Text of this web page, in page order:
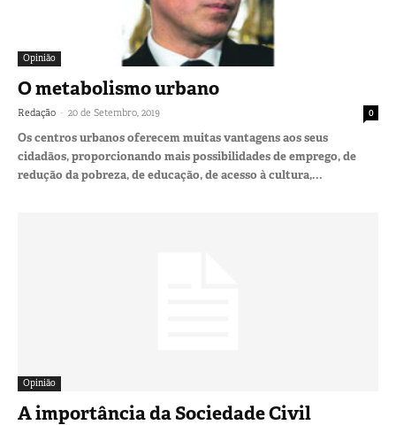
Opinião
O metabolismo urbano
Redação - 20 de Setembro, 2019 0
Os centros urbanos oferecem muitas vantagens aos seus
cidadãos, proporcionando mais possibilidades de emprego, de
redução da pobreza, de educação, de acesso à cultura,...
Opinião
A importância da Sociedade Civil